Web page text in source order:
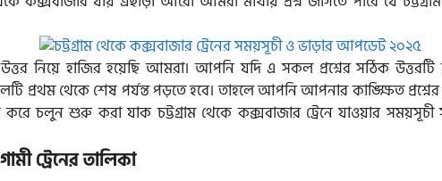
নিয়ে হাজির হয়েছি আমরা। আপনি যদি এ সকল প্রশ্নের সঠিক
প্রথম থেকে শেষ পর্যন্ত পড়তে হবে। তাহলে আপনি আপনার কাঙ্ক্ষিত
চলুন শুরু করা যাক চট্টগ্রাম থেকে কক্সবাজার ট্রেনে যাওয়ার
ট্রেনের তালিকা